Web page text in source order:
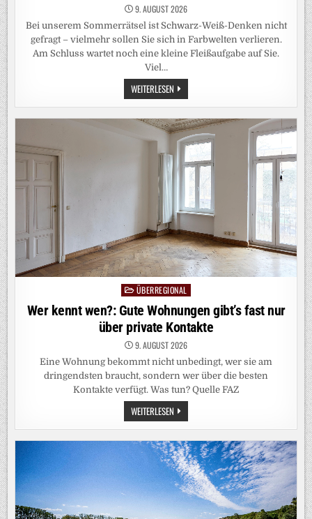
9. AUGUST 2026
Bei unserem Sommerrätsel ist Schwarz-Weiß-Denken nicht
gefragt – vielmehr sollen Sie sich in Farbwelten verlieren.
Am Schluss wartet noch eine kleine Fleißaufgabe auf Sie.
Viel…
WEITERLESEN SOMMERRÄTSEL:
ALLES
SO
BUNT
HIER!
Posted
in
ÜBERREGIONAL
Wer kennt wen?: Gute Wohnungen gibt’s fast nur
über private Kontakte
9. AUGUST 2026
Eine Wohnung bekommt nicht unbedingt, wer sie am
dringendsten braucht, sondern wer über die besten
Kontakte verfügt. Was tun? Quelle FAZ
WEITERLESEN WER
KENNT
WEN?:
GUTE
WOHNUNGEN
GIBT’S
FAST
NUR
ÜBER
PRIVATE
KONTAKTE